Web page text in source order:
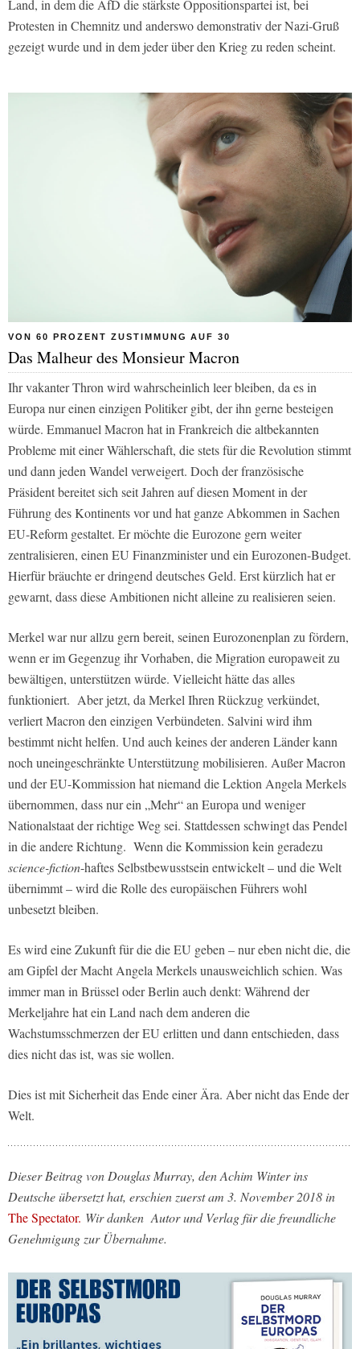
Land, in dem die AfD die stärkste Oppositionspartei ist, bei
Protesten in Chemnitz und anderswo demonstrativ der Nazi-Gruß
gezeigt wurde und in dem jeder über den Krieg zu reden scheint.
VON 60 PROZENT ZUSTIMMUNG AUF 30
Das Malheur des Monsieur Macron
Ihr vakanter Thron wird wahrscheinlich leer bleiben, da es in
Europa nur einen einzigen Politiker gibt, der ihn gerne besteigen
würde. Emmanuel Macron hat in Frankreich die altbekannten
Probleme mit einer Wählerschaft, die stets für die Revolution stimmt
und dann jeden Wandel verweigert. Doch der französische
Präsident bereitet sich seit Jahren auf diesen Moment in der
Führung des Kontinents vor und hat ganze Abkommen in Sachen
EU-Reform gestaltet. Er möchte die Eurozone gern weiter
zentralisieren, einen EU Finanzminister und ein Eurozonen-Budget.
Hierfür bräuchte er dringend deutsches Geld. Erst kürzlich hat er
gewarnt, dass diese Ambitionen nicht alleine zu realisieren seien.
Merkel war nur allzu gern bereit, seinen Eurozonenplan zu fördern,
wenn er im Gegenzug ihr Vorhaben, die Migration europaweit zu
bewältigen, unterstützen würde. Vielleicht hätte das alles
funktioniert. Aber jetzt, da Merkel Ihren Rückzug verkündet,
verliert Macron den einzigen Verbündeten. Salvini wird ihm
bestimmt nicht helfen. Und auch keines der anderen Länder kann
noch uneingeschränkte Unterstützung mobilisieren. Außer Macron
und der EU-Kommission hat niemand die Lektion Angela Merkels
übernommen, dass nur ein „Mehr“ an Europa und weniger
Nationalstaat der richtige Weg sei. Stattdessen schwingt das Pendel
in die andere Richtung. Wenn die Kommission kein geradezu
science-fiction-haftes Selbstbewusstsein entwickelt – und die Welt
übernimmt – wird die Rolle des europäischen Führers wohl
unbesetzt bleiben.
Es wird eine Zukunft für die die EU geben – nur eben nicht die, die
am Gipfel der Macht Angela Merkels unausweichlich schien. Was
immer man in Brüssel oder Berlin auch denkt: Während der
Merkeljahre hat ein Land nach dem anderen die
Wachstumsschmerzen der EU erlitten und dann entschieden, dass
dies nicht das ist, was sie wollen.
Dies ist mit Sicherheit das Ende einer Ära. Aber nicht das Ende der
Welt.
Dieser Beitrag von Douglas Murray, den Achim Winter ins
Deutsche übersetzt hat, erschien zuerst am 3. November 2018 in
The Spectator. Wir danken Autor und Verlag für die freundliche
Genehmigung zur Übernahme.